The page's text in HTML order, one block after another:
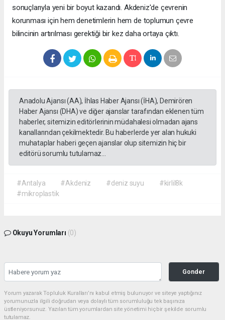
sonuçlarıyla yeni bir boyut kazandı. Akdeniz'de çevrenin
korunması için hem denetimlerin hem de toplumun çevre
bilincinin artırılması gerektiği bir kez daha ortaya çıktı.
Anadolu Ajansı (AA), İhlas Haber Ajansı (İHA), Demirören
Haber Ajansı (DHA) ve diğer ajanslar tarafından eklenen tüm
haberler, sitemizin editörlerinin müdahalesi olmadan ajans
kanallarından çekilmektedir. Bu haberlerde yer alan hukuki
muhataplar haberi geçen ajanslar olup sitemizin hiç bir
editörü sorumlu tutulamaz...
#Antalya #Akdeniz #deniz suyu
#kirlil8k
#mikroplastik
Okuyu Yorumları (0)
Gonder
Yorum yazarak Topluluk Kuralları’nı kabul etmiş bulunuyor ve siteye yaptığınız
yorumunuzla ilgili doğrudan veya dolaylı tüm sorumluluğu tek başınıza
üstleniyorsunuz. Yazılan tüm yorumlardan site yönetimi hiçbir şekilde sorumlu
tutulamaz.